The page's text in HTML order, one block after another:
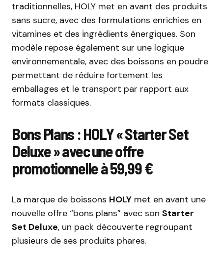
traditionnelles, HOLY met en avant des produits
sans sucre, avec des formulations enrichies en
vitamines et des ingrédients énergiques. Son
modèle repose également sur une logique
environnementale, avec des boissons en poudre
permettant de réduire fortement les
emballages et le transport par rapport aux
formats classiques.
Bons Plans : HOLY « Starter Set
Deluxe » avec une offre
promotionnelle à 59,99 €
La marque de boissons HOLY met en avant une
nouvelle offre “bons plans” avec son Starter
Set Deluxe, un pack découverte regroupant
plusieurs de ses produits phares.